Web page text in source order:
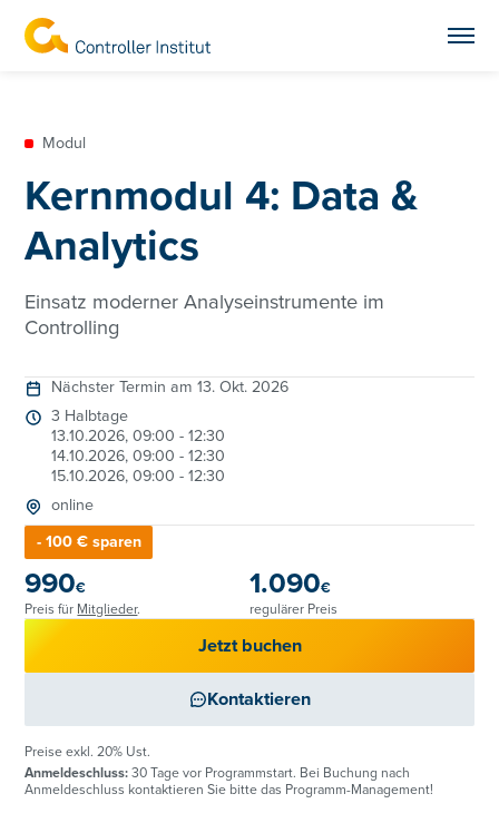
Modul
Kernmodul 4: Data &
Analytics
Einsatz moderner Analyseinstrumente im
Controlling
Nächster Termin am 13. Okt. 2026
3 Halbtage
13.10.2026, 09:00 - 12:30
14.10.2026, 09:00 - 12:30
15.10.2026, 09:00 - 12:30
online
- 100 € sparen
990€
Preis für Mitglieder.
1.090€
regulärer Preis
Jetzt buchen
Kontaktieren
Preise exkl. 20% Ust.
Anmeldeschluss: 30 Tage vor Programmstart. Bei Buchung nach
Anmeldeschluss kontaktieren Sie bitte das Programm-Management!